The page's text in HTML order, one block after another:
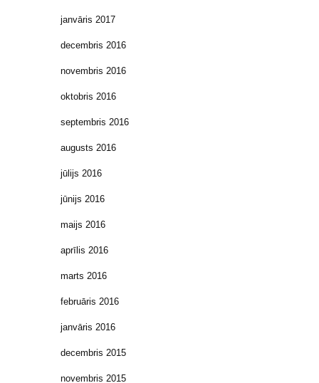
janvāris 2017
decembris 2016
novembris 2016
oktobris 2016
septembris 2016
augusts 2016
jūlijs 2016
jūnijs 2016
maijs 2016
aprīlis 2016
marts 2016
februāris 2016
janvāris 2016
decembris 2015
novembris 2015